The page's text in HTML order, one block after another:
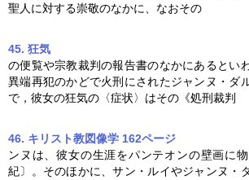
聖人に対する崇敬のなかに、なおその
45. 狂気
の便覧や宗教裁判の報告書のなかにあるとい
異端再犯のかどで火刑にされたジャンヌ・ダ
で，彼女の狂気の〈症状〉はその《処刑裁判
46. キリスト教図像学 162ページ
ンヌは、彼女の生涯をパンテオンの壁画に
紀〕。そのほかに、サン・ルイやジャンヌ・